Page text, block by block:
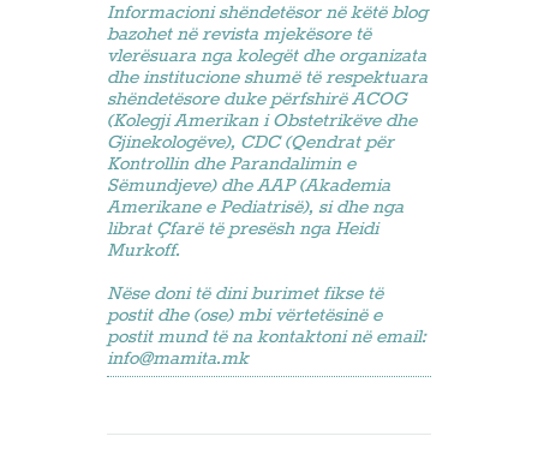
Informacioni shëndetësor në këtë blog
bazohet në revista mjekësore të
vlerësuara nga kolegët dhe organizata
dhe institucione shumë të respektuara
shëndetësore duke përfshirë ACOG
(Kolegji Amerikan i Obstetrikëve dhe
Gjinekologëve), CDC (Qendrat për
Kontrollin dhe Parandalimin e
Sëmundjeve) dhe AAP (Akademia
Amerikane e Pediatrisë), si dhe nga
librat Çfarë të presësh nga Heidi
Murkoff.
Nëse doni të dini burimet fikse të
postit dhe (ose) mbi vërtetësinë e
postit mund të na kontaktoni në email:
info@mamita.mk